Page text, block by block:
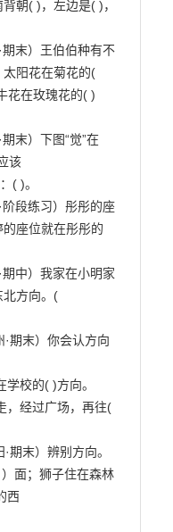
朝( )，左边是( )，
末）王伯伯种有不
太阳花在菊花的(
花在玫瑰花的( )
末）下图“觉”在
该
( )。
段练习）彤彤的座
座位就在彤彤的
中）我家在小明家
北方向。(
期末）你会认方向
校的( )方向。
，经过广场，再往(
期末）辨别方向。
面；狮子住在森林
西